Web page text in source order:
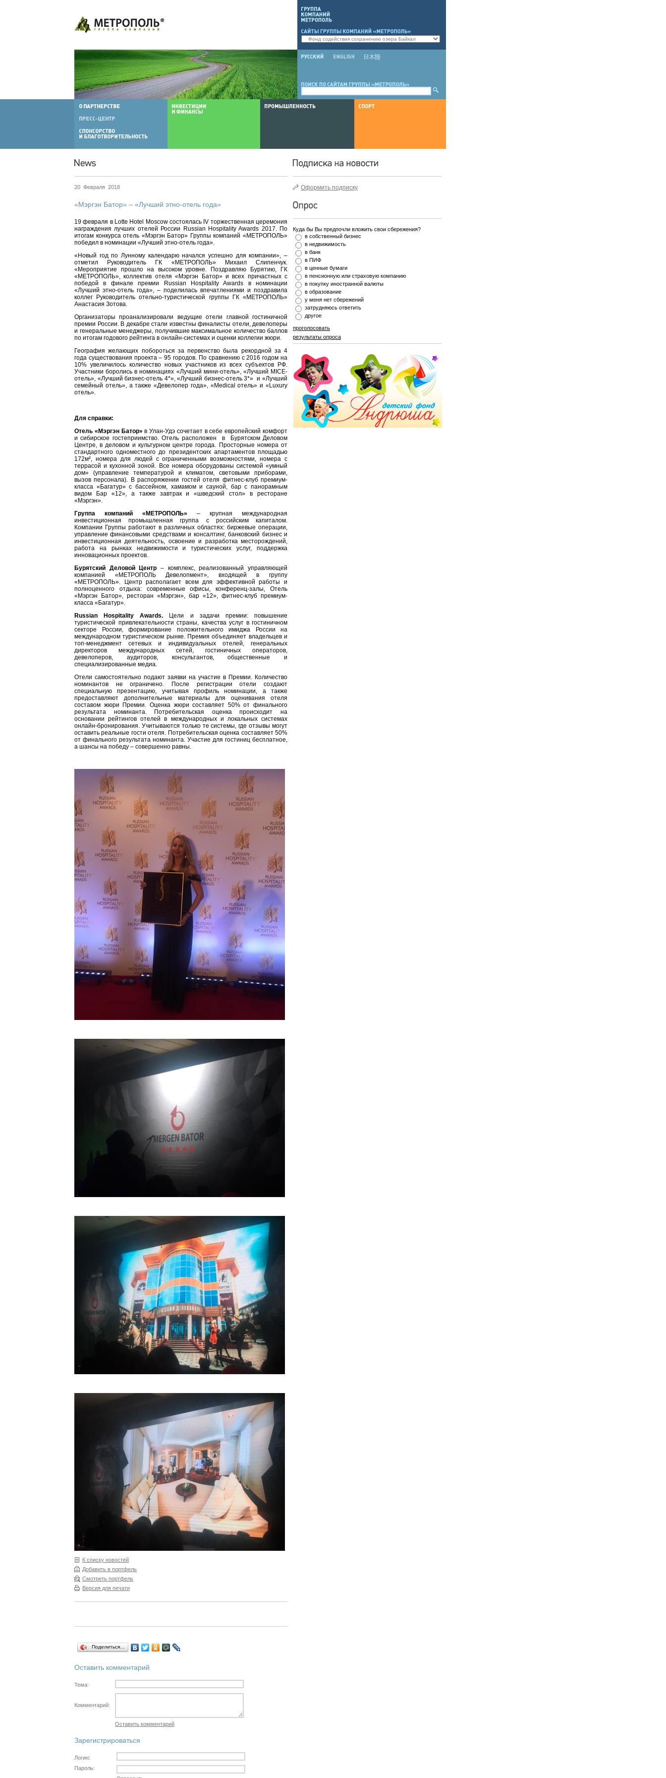
20 Февраля 2018
«Мэргэн Батор» – «Лучший этно-отель года»
19 февраля в Lotte Hotel Moscow состоялась IV торжественная церемония
награждения лучших отелей России Russian Hospitality Awards 2017. По
итогам конкурса отель «Мэргэн Батор» Группы компаний «МЕТРОПОЛЬ»
победил в номинации «Лучший этно-отель года».
«Новый год по Лунному календарю начался успешно для компании», –
отметил Руководитель ГК «МЕТРОПОЛЬ» Михаил Слипенчук.
«Мероприятие прошло на высоком уровне. Поздравляю Бурятию, ГК
«МЕТРОПОЛЬ», коллектив отеля «Мэргэн Батор» и всех причастных с
победой в финале премии Russian Hospitality Awards в номинации
«Лучший этно-отель года», – поделилась впечатлениями и поздравила
коллег Руководитель отельно-туристической группы ГК «МЕТРОПОЛЬ»
Анастасия Зотова.
Организаторы проанализировали ведущие отели главной гостиничной
премии России. В декабре стали известны финалисты отели, девелоперы
и генеральные менеджеры, получившие максимальное количество баллов
по итогам годового рейтинга в онлайн-системах и оценки коллегии жюри.
География желающих побороться за первенство была рекордной за 4
года существования проекта – 95 городов. По сравнению с 2016 годом на
10% увеличилось количество новых участников из всех субъектов РФ.
Участники боролись в номинациях «Лучший мини-отель», «Лучший MICE-
отель», «Лучший бизнес-отель 4*», «Лучший бизнес-отель 3*» и «Лучший
семейный отель», а также «Девелопер года», «Medical отель» и «Luxury
отель».
Для справки:
Отель «Мэргэн Батор» в Улан-Удэ сочетает в себе европейский комфорт
и сибирское гостеприимство. Отель расположен в Бурятском Деловом
Центре, в деловом и культурном центре города. Просторные номера от
стандартного одноместного до президентских апартаментов площадью
172м², номера для людей с ограниченными возможностями, номера с
террасой и кухонной зоной. Все номера оборудованы системой «умный
дом» (управление температурой и климатом, световыми приборами,
вызов персонала). В распоряжении гостей отеля фитнес-клуб премиум-
класса «Багатур» с бассейном, хамамом и сауной, бар с панорамным
видом Бар «12», а также завтрак и «шведский стол» в ресторане
«Мэргэн».
Группа компаний «МЕТРОПОЛЬ» – крупная международная
инвестиционная промышленная группа с российским капиталом.
Компании Группы работают в различных областях: биржевые операции,
управление финансовыми средствами и консалтинг, банковский бизнес и
инвестиционная деятельность, освоение и разработка месторождений,
работа на рынках недвижимости и туристических услуг, поддержка
инновационных проектов.
Бурятский Деловой Центр – комплекс, реализованный управляющей
компанией «МЕТРОПОЛЬ Девелопмент», входящей в группу
«МЕТРОПОЛЬ». Центр располагает всем для эффективной работы и
полноценного отдыха: современные офисы, конференц-залы, Отель
«Мэргэн Батор», ресторан «Мэргэн», бар «12», фитнес-клуб премиум-
класса «Багатур».
Russian Hospitality Awards. Цели и задачи премии: повышение
туристической привлекательности страны, качества услуг в гостиничном
секторе России, формирование положительного имиджа России на
международном туристическом рынке. Премия объединяет владельцев и
топ-менеджмент сетевых и индивидуальных отелей, генеральных
директоров международных сетей, гостиничных операторов,
девелоперов, аудиторов, консультантов, общественные и
специализированные медиа.
Отели самостоятельно подают заявки на участие в Премии. Количество
номинантов не ограничено. После регистрации отели создают
специальную презентацию, учитывая профиль номинации, а также
предоставляют дополнительные материалы для оценивания отеля
составом жюри Премии. Оценка жюри составляет 50% от финального
результата номинанта. Потребительская оценка происходит на
основании рейтингов отелей в международных и локальных системах
онлайн-бронирования. Учитываются только те системы, где отзывы могут
оставить реальные гости отеля. Потребительская оценка составляет 50%
от финального результата номинанта. Участие для гостиниц бесплатное,
а шансы на победу – совершенно равны.
К списку новостей
Добавить в портфель
Смотреть портфель
Версия для печати
Поделиться…
Оставить комментарий
Тема:
Комментарий:
Оставить комментарий
Зарегистрироваться
Логин:
Пароль:
Оформить подписку
Куда бы Вы предпочли вложить свои сбережения?
в собственный бизнес
в недвижимость
в банк
в ПИФ
в ценные бумаги
в пенсионную или страховую компанию
в покупку иностранной валюты
в образование
у меня нет сбережений
затрудняюсь ответить
другое
проголосовать
результаты опроса